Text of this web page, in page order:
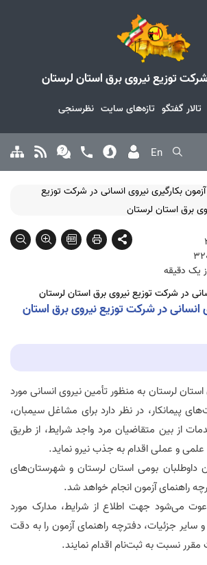
تالار گفتگو تازه‌های سایت نظرسنجی
توزیع نیروی برق استان لرستان
En
آزمون بکارگیری نیروی انسانی در شرکت توزیع
برق استان لرستان
یک دقیقه
در شرکت توزیع نیروی برق استان لرستان
انسانی در شرکت توزیع نیروی برق استان
لرستان به منظور تأمین نیروی انسانی مورد
پیمانکار، در نظر دارد برای مشاغل سیمبان،
از بین متقاضیان مرد واجد شرایط، از طریق
علمی و عملی اقدام به جذب نیرو نماید.
داوطلبان بومی استان لرستان و شهرستان‌های
راهنمای آزمون انجام خواهد شد.
می‌شود جهت اطلاع از شرایط، مدارک مورد
و سایر جزئیات، دفترچه راهنمای آزمون را به دقت
نسبت به ثبت‌نام اقدام نمایند.